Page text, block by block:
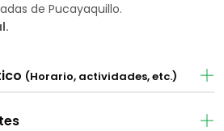
de Pucayaquillo.
(Horario, actividades, etc.)